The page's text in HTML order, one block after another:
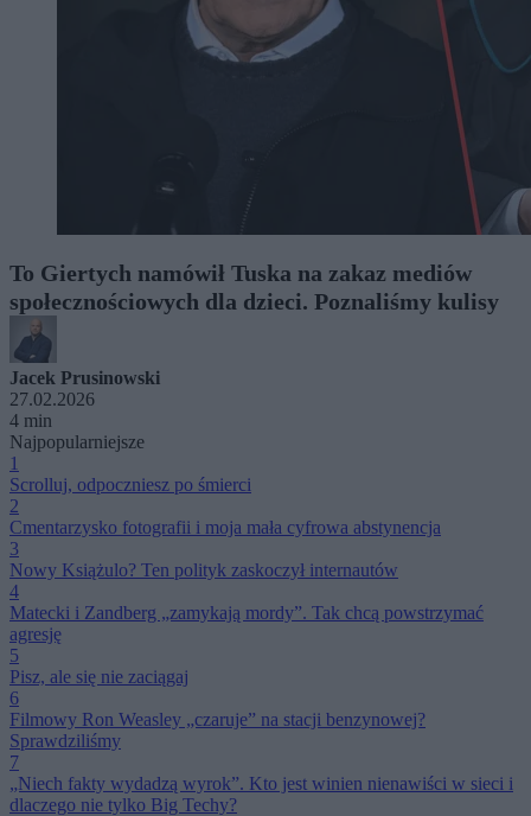
To Giertych namówił Tuska na zakaz mediów
społecznościowych dla dzieci. Poznaliśmy kulisy
Jacek Prusinowski
27.02.2026
4 min
Najpopularniejsze
1
Scrolluj, odpoczniesz po śmierci
2
Cmentarzysko fotografii i moja mała cyfrowa abstynencja
3
Nowy Książulo? Ten polityk zaskoczył internautów
4
Matecki i Zandberg „zamykają mordy”. Tak chcą powstrzymać
agresję
5
Pisz, ale się nie zaciągaj
6
Filmowy Ron Weasley „czaruje” na stacji benzynowej?
Sprawdziliśmy
7
„Niech fakty wydadzą wyrok”. Kto jest winien nienawiści w sieci i
dlaczego nie tylko Big Techy?